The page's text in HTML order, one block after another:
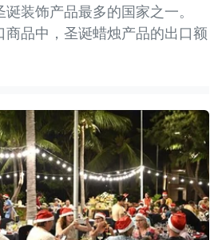
装饰产品最多的国家之一。
品中，圣诞蜡烛产品的出口额